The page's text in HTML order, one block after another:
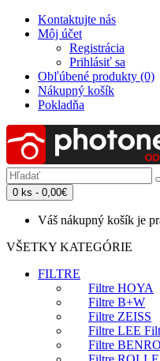
Kontaktujte nás
Môj účet
Registrácia
Prihlásiť sa
Obľúbené produkty (0)
Nákupný košík
Pokladňa
0 ks - 0,00€
Váš nákupný košík je
VŠETKY KATEGÓRIE
FILTRE
Filtre HOYA
Filtre B+W
Filtre ZEISS
Filtre LEE
Filtre BENRO